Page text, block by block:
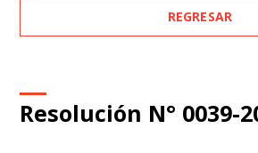
REGRESAR
Resolución N° 0039-